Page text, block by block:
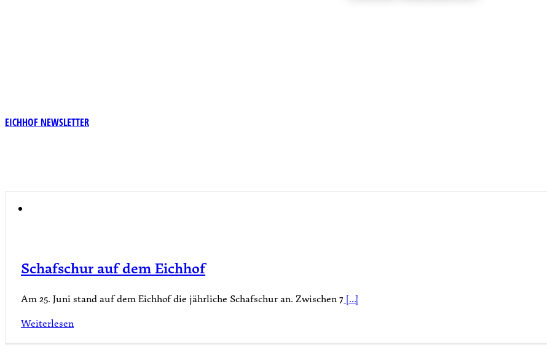
EICHHOF NEWSLETTER
Schafschur auf dem Eichhof
Am 25. Juni stand auf dem Eichhof die jährliche Schafschur an. Zwischen 7 [...]
Weiterlesen